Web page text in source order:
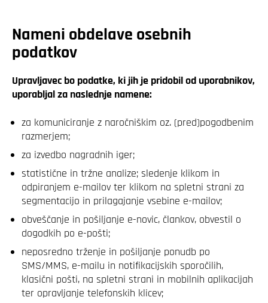
Nameni obdelave osebnih
podatkov
Upravljavec bo podatke, ki jih je pridobil od uporabnikov,
uporabljal za naslednje namene:
za komuniciranje z naročniškim oz. (pred)pogodbenim
razmerjem;
za izvedbo nagradnih iger;
statistične in tržne analize; sledenje klikom in
odpiranjem e-mailov ter klikom na spletni strani za
segmentacijo in prilagajanje vsebine e-mailov;
obveščanje in pošiljanje e-novic, člankov, obvestil o
dogodkih po e-pošti;
neposredno trženje in pošiljanje ponudb po
SMS/MMS, e-mailu in notifikacijskih sporočilih,
klasični pošti, na spletni strani in mobilnih aplikacijah
ter opravljanje telefonskih klicev;